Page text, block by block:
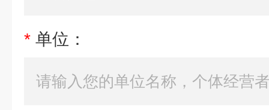
* 单位：